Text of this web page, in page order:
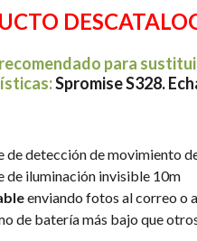
para
Spromise S328.
de detección de movimiento
de iluminación invisible 10m
enviando fotos al correo o
de batería más bajo que